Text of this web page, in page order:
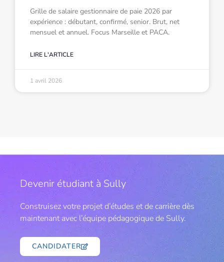
Grille de salaire gestionnaire de paie 2026 par
expérience : débutant, confirmé, senior. Brut, net
mensuel et annuel. Focus Marseille et PACA.
LIRE L'ARTICLE
1 avril 2026
Devenir étudiant à Sully
​​Construisez votre projet d’études et de carrière dès
maintenant avec l’équipe pédagogique de Sully.
CANDIDATER